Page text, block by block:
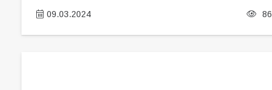
09.03.2024 86